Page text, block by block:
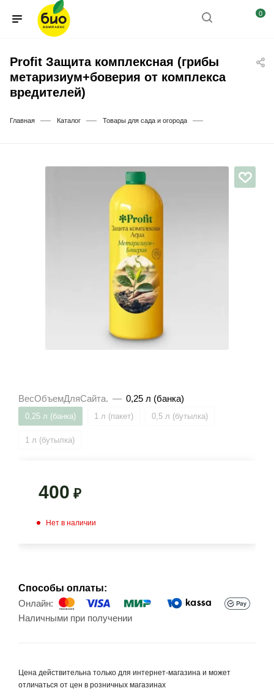
0
Profit Защита комплексная (грибы
метаризиум+боверия от комплекса
вредителей)
Главная — Каталог — Товары для сада и огорода —
ВесОбъемДляСайта. — 0,25 л (банка)
0,25 л (банка) 1 л (пакет) 0,5 л (бутылка)
1 л (бутылка)
400 ₽
Нет в наличии
Способы оплаты:
Онлайн:
Наличными при получении
Цена действительна только для интернет-магазина и может
отличаться от цен в розничных магазинах